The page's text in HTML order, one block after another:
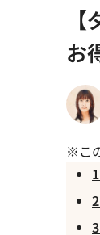
お
※こ